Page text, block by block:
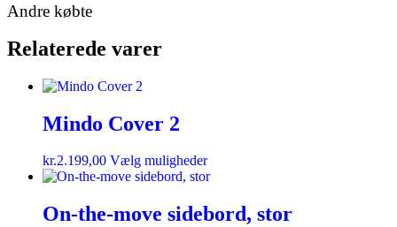
Andre købte
Relaterede varer
Mindo Cover 2
kr.2.199,00 Vælg muligheder
On-the-move sidebord, stor